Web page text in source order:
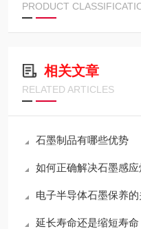
PRODUCT
相关文章
RELATED ARTICLES
石墨制品有哪些优势
如何正确解决石墨感
电子半导体石墨保养
延长寿命还是缩短寿命